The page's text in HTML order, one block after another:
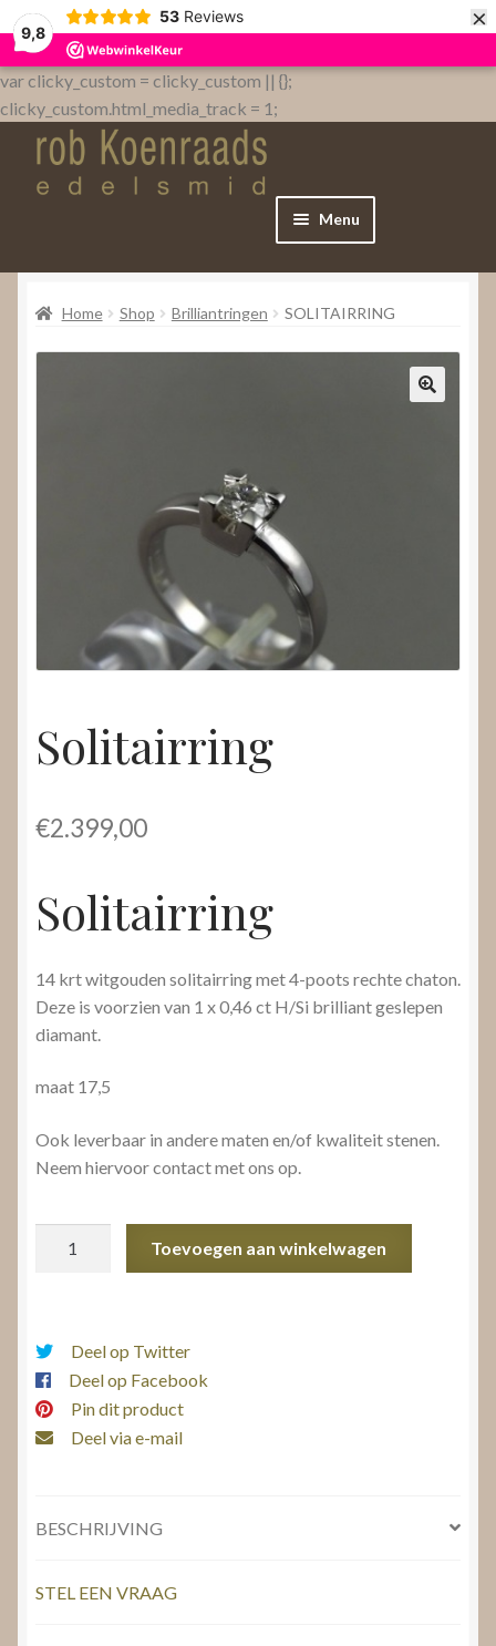
9,8
53 Reviews ×
var clicky_custom = clicky_custom || {};
clicky_custom.html_media_track = 1;
Menu
Home
Home Shop Brilliantringen SOLITAIRRING
Solitairring
€2.399,00
Solitairring
14 krt witgouden solitairring met 4-poots rechte chaton.
Deze is voorzien van 1 x 0,46 ct H/Si brilliant geslepen
diamant.
maat 17,5
Ook leverbaar in andere maten en/of kwaliteit stenen.
Neem hiervoor contact met ons op.
Toevoegen aan winkelwagen
Deel op Twitter
Deel op Facebook
Pin dit product
Deel via e-mail
BESCHRIJVING
STEL EEN VRAAG